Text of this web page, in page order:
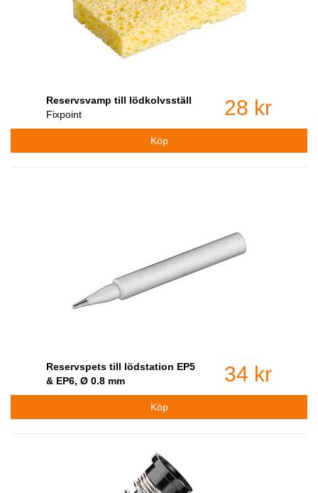
Reservsvamp till lödkolvsställ
Fixpoint
28 kr
Reservspets till lödstation EP5
& EP6, Ø 0.8 mm
34 kr